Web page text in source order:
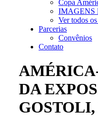
Copa
IMAGENS
Ver todos
Parcerias
Convênios
Contato
DA